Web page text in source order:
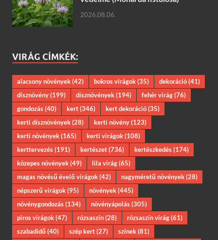
2026.08.06.
VIRÁG CÍMKÉK:
alacsony növények(42) bokros virágok(35) dekoráció(41)
dísznövény(199) dísznövények(194) fehér virág(76)
gondozás(40) kert(346) kert dekoráció(35)
kerti dísznövények(28) kerti növény(123)
kerti növények(165) kerti virágok(108)
kerttervezés(191) kertészet(736) kertészkedés(174)
közepes növények(49) lila virág(65)
magas növésű évelő virágok(42) nagyméretű növények(28)
népszerű virágok(95) növények(445)
növénygondozás(134) növényápolás(305)
piros virágok(47) rózsaszín(28) rózsaszín virág(61)
szabadidő(40) szép kert(27) színek(81)